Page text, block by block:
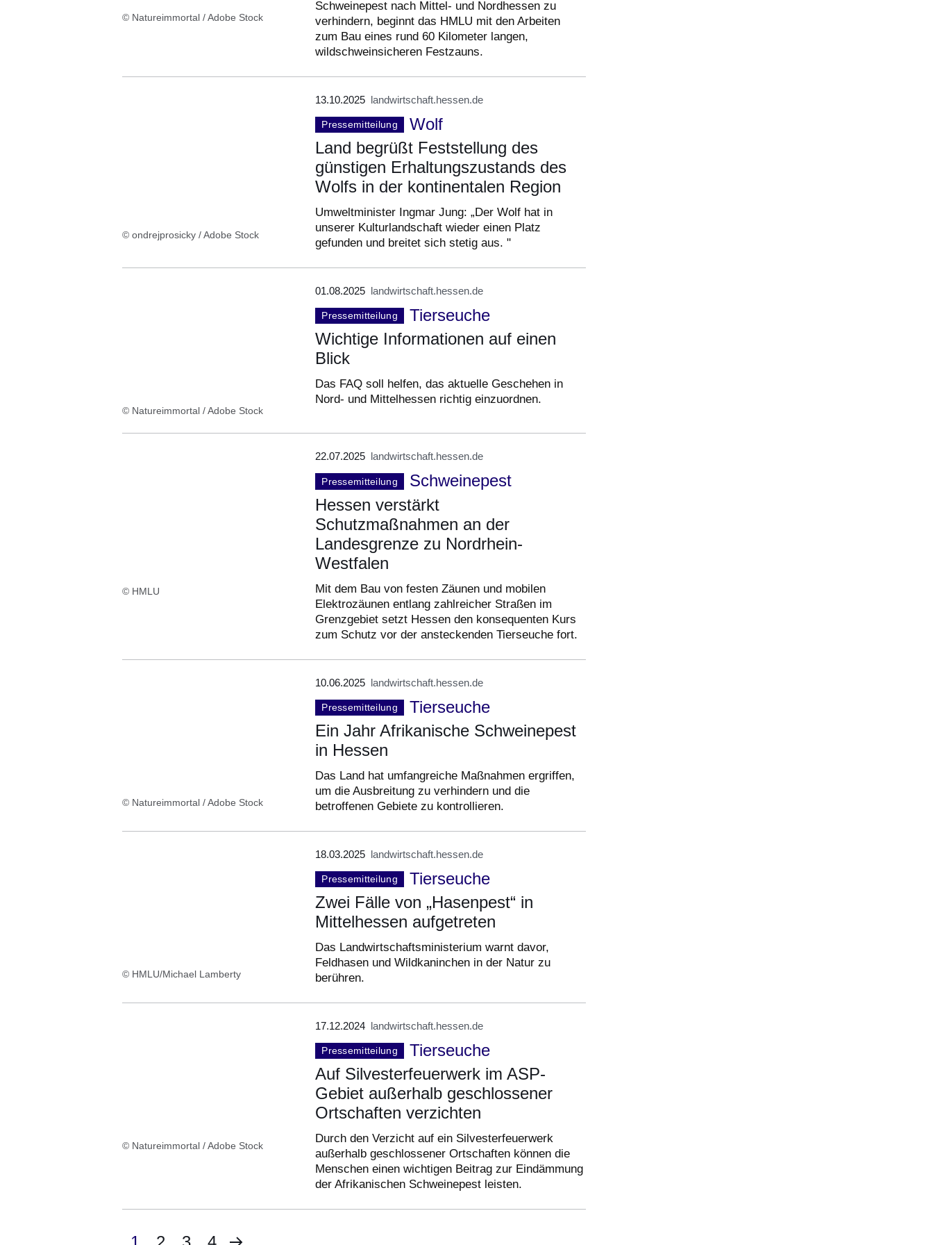
© Natureimmortal / Adobe Stock
Schweinepest nach Mittel- und Nordhessen zu
verhindern, beginnt das HMLU mit den Arbeiten
zum Bau eines rund 60 Kilometer langen,
wildschweinsicheren Festzauns.
© ondrejprosicky / Adobe Stock
13.10.2025 landwirtschaft.hessen.de
Pressemitteilung
Wolf
Land begrüßt Feststellung des
günstigen Erhaltungszustands des
Wolfs in der kontinentalen Region
Umweltminister Ingmar Jung: „Der Wolf hat in
unserer Kulturlandschaft wieder einen Platz
gefunden und breitet sich stetig aus. "
© Natureimmortal / Adobe Stock
01.08.2025 landwirtschaft.hessen.de
Pressemitteilung
Tierseuche
Wichtige Informationen auf einen
Blick
Das FAQ soll helfen, das aktuelle Geschehen in
Nord- und Mittelhessen richtig einzuordnen.
© HMLU
22.07.2025 landwirtschaft.hessen.de
Pressemitteilung
Schweinepest
Hessen verstärkt
Schutzmaßnahmen an der
Landesgrenze zu Nordrhein-
Westfalen
Mit dem Bau von festen Zäunen und mobilen
Elektrozäunen entlang zahlreicher Straßen im
Grenzgebiet setzt Hessen den konsequenten Kurs
zum Schutz vor der ansteckenden Tierseuche fort.
© Natureimmortal / Adobe Stock
10.06.2025 landwirtschaft.hessen.de
Pressemitteilung
Tierseuche
Ein Jahr Afrikanische Schweinepest
in Hessen
Das Land hat umfangreiche Maßnahmen ergriffen,
um die Ausbreitung zu verhindern und die
betroffenen Gebiete zu kontrollieren.
© HMLU/Michael Lamberty
18.03.2025 landwirtschaft.hessen.de
Pressemitteilung
Tierseuche
Zwei Fälle von „Hasenpest“ in
Mittelhessen aufgetreten
Das Landwirtschaftsministerium warnt davor,
Feldhasen und Wildkaninchen in der Natur zu
berühren.
© Natureimmortal / Adobe Stock
17.12.2024 landwirtschaft.hessen.de
Pressemitteilung
Tierseuche
Auf Silvesterfeuerwerk im ASP-
Gebiet außerhalb geschlossener
Ortschaften verzichten
Durch den Verzicht auf ein Silvesterfeuerwerk
außerhalb geschlossener Ortschaften können die
Menschen einen wichtigen Beitrag zur Eindämmung
der Afrikanischen Schweinepest leisten.
Nächste